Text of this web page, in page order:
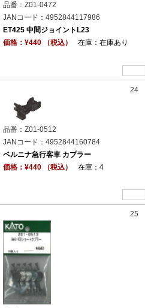
品番：Z01-0472
JANコード：4952844117986
ET425 中間ジョイントL23
価格：¥440 （税込）
在庫：在庫あり
24
品番：Z01-0512
JANコード：4952844160784
ベルニナ急行客車 カプラー
価格：¥440 （税込）
在庫：4
25